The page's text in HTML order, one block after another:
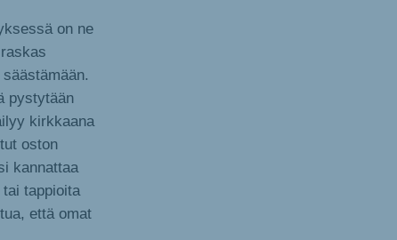
on ne
pystytään
kirkkaana
oston
kannattaa
tappioita
että omat